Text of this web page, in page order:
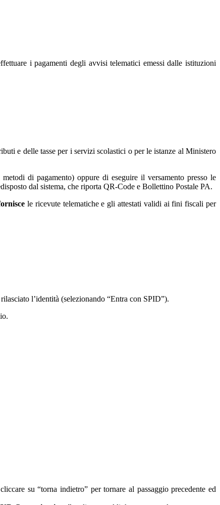
i pagamenti degli avvisi telematici emessi dalle istituzioni
e delle tasse per i servizi scolastici o per le istanze al Ministero
di pagamento) oppure di eseguire il versamento presso le
dal sistema, che riporta QR-Code e Bollettino Postale PA.
le ricevute telematiche e gli attestati validi ai fini fiscali per
l’identità (selezionando “Entra con SPID”).
su “torna indietro” per tornare al passaggio precedente ed